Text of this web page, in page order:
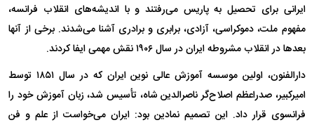
ایرانی برای تحصیل به پاریس می‌رفتند و با اندیشه‌های انقلاب فرانسه،
مفهوم ملت، دموکراسی، آزادی، برابری و برادری آشنا می‌شدند. برخی از آنها
بعد‌ها در انقلاب مشروطه ایران در سال ۱۹۰۶ نقش مهمی ایفا کردند.
دارالفنون، اولین موسسه آموزش عالی نوین ایران که در سال ۱۸۵۱ توسط
امیرکبیر، صدراعظم اصلاح‌گر ناصرالدین شاه، تأسیس شد، زبان آموزش خود را
فرانسوی قرار داد. این تصمیم نمادین بود: ایران می‌خواست از علم و فن